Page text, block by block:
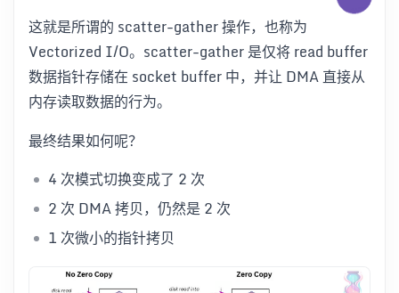
这就是所谓的 scatter-gather 操作，也称为
Vectorized I/O。scatter-gather 是仅将 read buffer
数据指针存储在 socket buffer 中，并让 DMA 直接从
内存读取数据的行为。
最终结果如何呢？
4 次模式切换变成了 2 次
2 次 DMA 拷贝，仍然是 2 次
1 次微小的指针拷贝